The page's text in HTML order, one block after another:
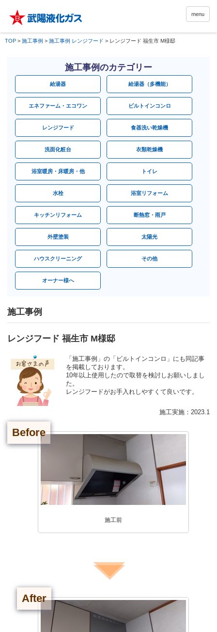
menu
TOP > 施工事例 > 施工事例 レンジフード > レンジフード 福生市 M様邸
施工事例のカテゴリー
給湯器 給湯器（多機能）
エネファーム・エコワン ビルトインコンロ
レンジフード 食器洗い乾燥機
洗面化粧台 衣類乾燥機
浴室暖房・床暖房・他 トイレ
水栓 浴室リフォーム
キッチンリフォーム 断熱窓・雨戸
外壁塗装 太陽光
ハウスクリーニング その他
オーナー様へ
施工事例
レンジフード 福生市 M様邸
「施工事例」の「ビルトインコンロ」にも同記事
を掲載しております。
10年以上使用したので取替を検討しお願いしまし
た。
レンジフードがお手入れしやすくて良いです。
施工実施：2023.1
Before
施工前
After